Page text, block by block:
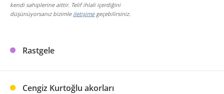
kendi sahiplerine aittir. Telif ihlali içerdiğini
düşünüyorsanız bizimle iletişimegeçebilirsiniz.
Rastgele
Cengiz Kurtoğlu akorları